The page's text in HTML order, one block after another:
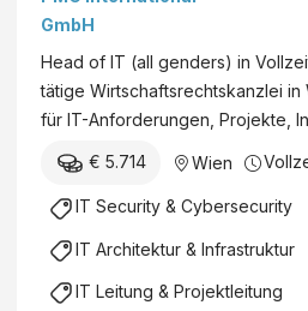
GmbH
Head of IT (all genders) in
tätige Wirtschaftsrechtskanzlei in
für IT-Anforderungen, Projekte,
€ 5.714 Wien
IT Security & Cybersecurity
IT Architektur & Infrastruktur
IT Leitung & Projektleitung